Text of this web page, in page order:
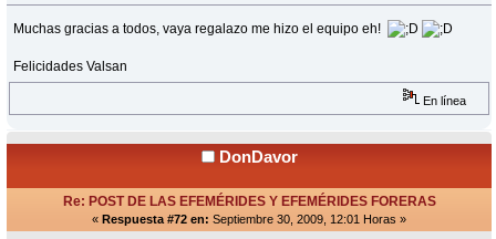
Muchas gracias a todos, vaya regalazo me hizo el equipo eh!
Felicidades Valsan
En línea
DonDavor
Re: POST DE LAS EFEMÉRIDES Y EFEMÉRIDES FORERAS
« Respuesta #72 en: Septiembre 30, 2009, 12:01 Horas »